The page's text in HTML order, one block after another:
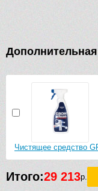
Чистящее средство
Итого:29 213р.